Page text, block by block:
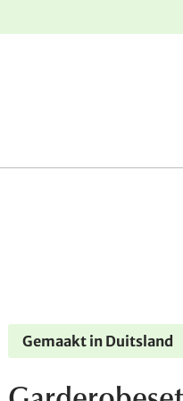
Gemaakt in Duitsland